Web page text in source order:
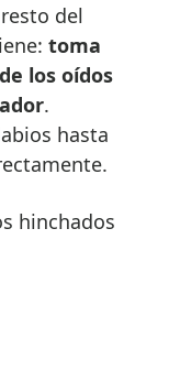
del
toma
los oídos
.
hasta
hinchados